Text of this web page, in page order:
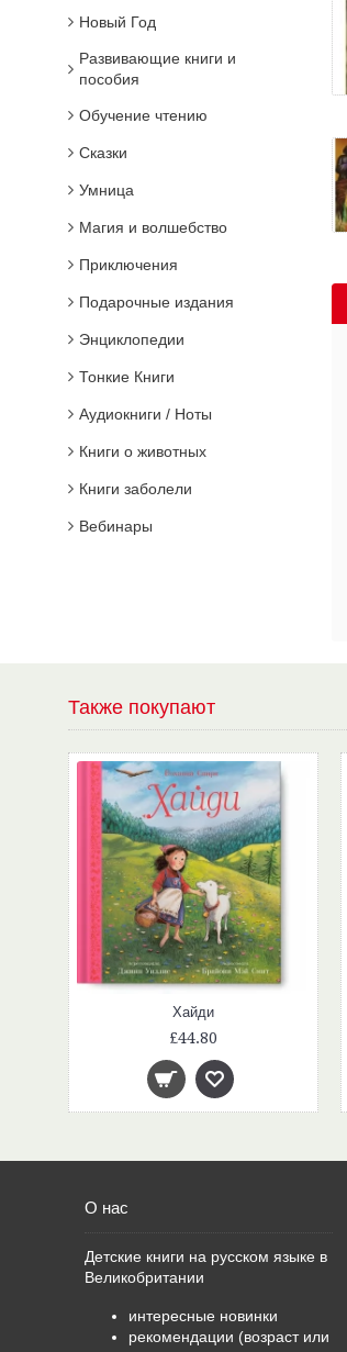
Новый Год
Развивающие книги и
пособия
Обучение чтению
Сказки
Умница
Магия и волшебство
Приключения
Подарочные издания
Энциклопедии
Тонкие Книги
Аудиокниги / Ноты
Книги о животных
Книги заболели
Вебинары
Также покупают
Хайди
£44.80
О нас
Детские книги на русском языке в
Великобритании
интересные новинки
рекомендации (возраст или